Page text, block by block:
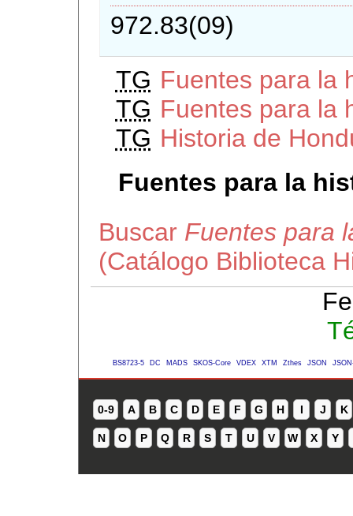
972.83(09)
TG Fuentes para la
TG Fuentes para la
TG Historia de
Fuentes para la
Buscar Fuentes para
(Catálogo Biblioteca
BS8723-5 DC MADS SKOS-Core VDEX XTM Zthes JSON
0-9 A B C D E F G H I J K
N O P Q R S T U V W X Y